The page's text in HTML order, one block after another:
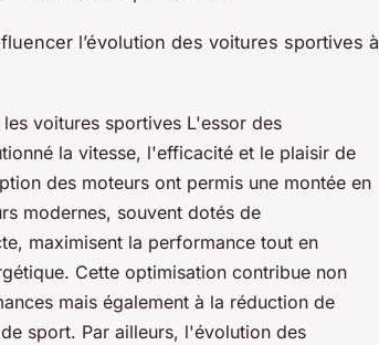
l’évolution des voitures sportives à
voitures sportives L'essor des
la vitesse, l'efficacité et le plaisir de
des moteurs ont permis une montée en
modernes, souvent dotés de
maximisent la performance tout en
Cette optimisation contribue non
mais également à la réduction de
sport. Par ailleurs, l'évolution des